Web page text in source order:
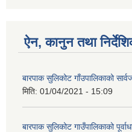
ऐन, कानुन तथा
बारपाक सुलिकोट गाँउपालिकाको
मिति: 01/04/2021 - 15:09
बारपाक सुलिकोट गाउँपालिकाको